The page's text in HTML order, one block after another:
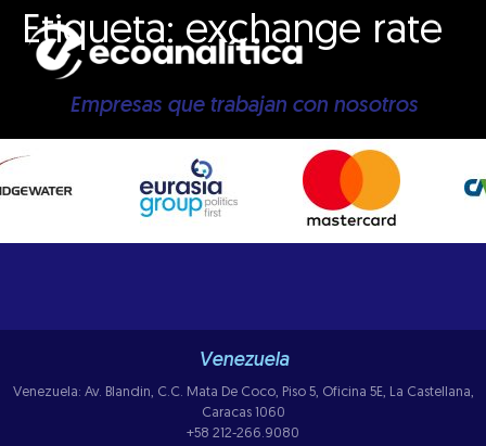
Etiqueta: exchange rate
Empresas que trabajan con nosotros
Venezuela
Venezuela: Av. Blandin, C.C. Mata De Coco, Piso 5, Oficina 5E, La Castellana,
Caracas 1060
+58 212-266.9080